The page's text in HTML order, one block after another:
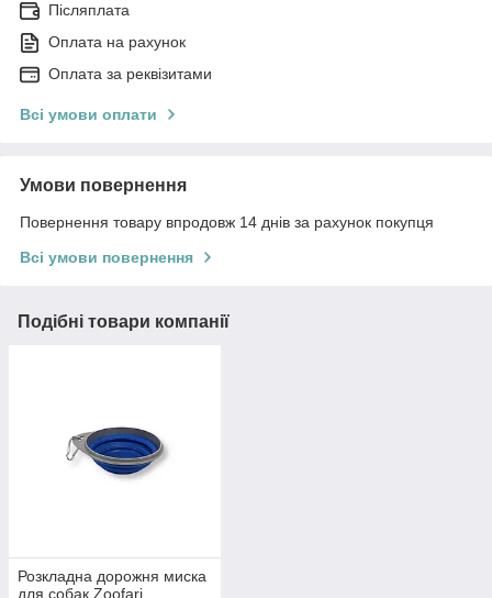
Післяплата
Оплата на рахунок
Оплата за реквізитами
Всі умови оплати
Умови повернення
Повернення товару впродовж 14 днів за рахунок покупця
Всі умови повернення
Подібні товари компанії
Розкладна дорожня миска
для собак Zoofari